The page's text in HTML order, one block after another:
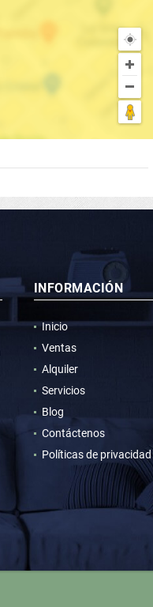
INFORMACIÓN
Inicio
Ventas
Alquiler
Servicios
Blog
Contáctenos
Políticas de privacidad